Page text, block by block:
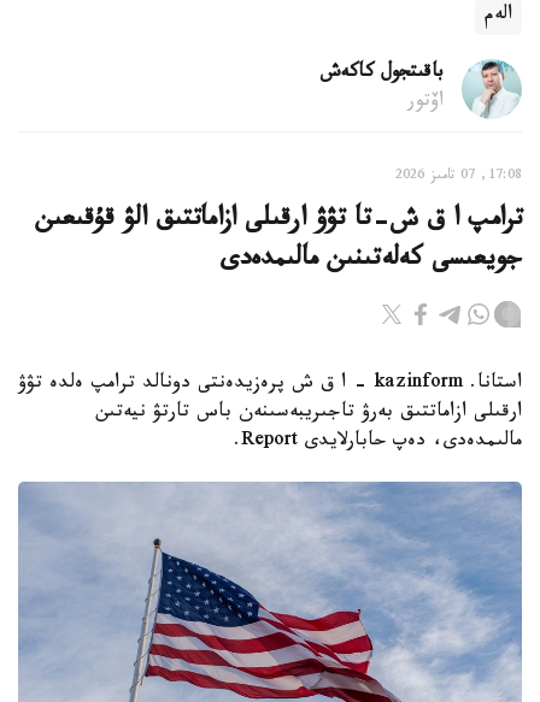
الەم
باقىتجول كاكەش
اۆتور
17:08, 07 تامىز 2026
ترامپ ا ق ش-تا تۋۋ ارقىلى ازاماتتىق الۋ قۇقىعىن
جويعىسى كەلەتىنىن مالىمدەدى
استانا. kazinform - ا ق ش پرەزيدەنتى دونالد ترامپ ەلدە تۋۋ
ارقىلى ازاماتتىق بەرۋ تاجىريبەسىنەن باس تارتۋ نيەتىن
مالىمدەدى، دەپ حابارلايدى Report.